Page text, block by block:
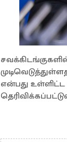
என்பது உள்ளிட்ட